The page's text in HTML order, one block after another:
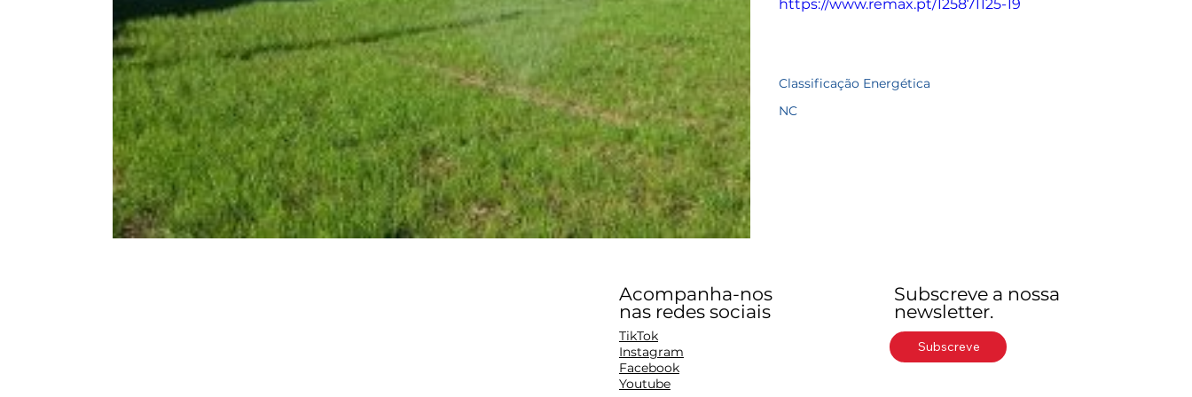
https://www.remax.pt/125871125-19
Classificação Energética
NC
Acompanha-nos
nas redes sociais
TikTok
Instagram
Facebook
Youtube
Subscreve a nossa
newsletter.
Subscreve